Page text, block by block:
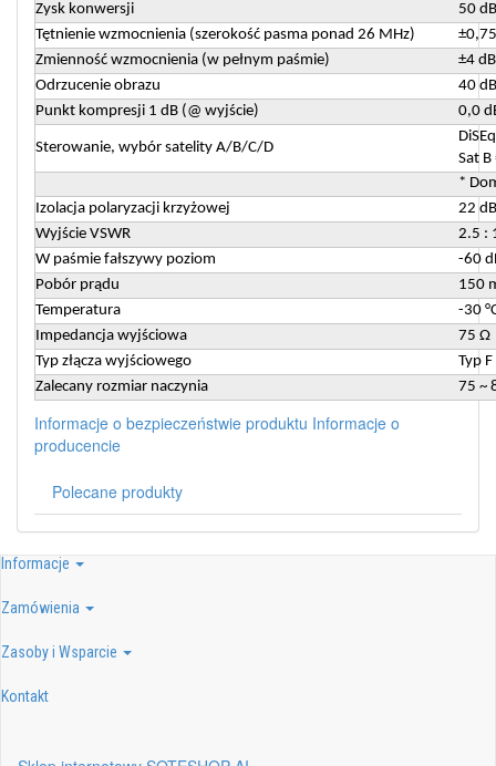
Zysk konwersji
50
Tętnienie wzmocnienia (szerokość pasma ponad 26 MHz)
Zmienność wzmocnienia (w pełnym paśmie)
±4
Odrzucenie obrazu
40
Punkt kompresji 1 dB (@ wyjście)
0,0
Sterowanie, wybór satelity A/B/C/D
Sat B
*
Izolacja polaryzacji krzyżowej
22
Wyjście VSWR
2.5 :
W paśmie fałszywy poziom
-60
Pobór prądu
150
Temperatura
-30
Impedancja wyjściowa
75 Ω
Typ złącza wyjściowego
Typ
Zalecany rozmiar naczynia
75 ~
Informacje o bezpieczeństwie produktu Informacje o
producencie
Polecane produkty
Informacje
Zamówienia
Zasoby i Wsparcie
Kontakt